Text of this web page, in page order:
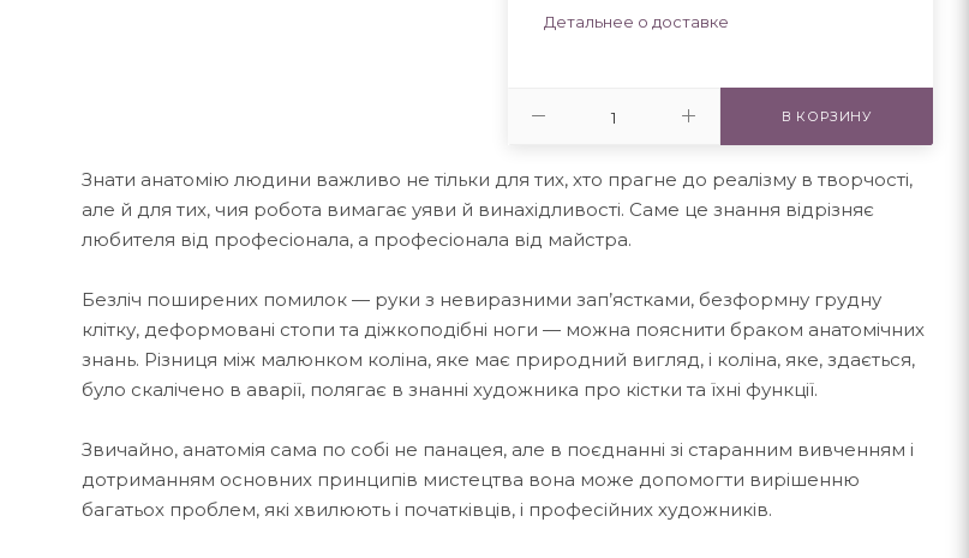
Детальнее о доставке
В КОРЗИНУ
Знати анатомію людини важливо не тільки для тих, хто прагне до реалізму в творчості,
але й для тих, чия робота вимагає уяви й винахідливості. Саме це знання відрізняє
любителя від професіонала, а професіонала від майстра.
Безліч поширених помилок — руки з невиразними зап’ястками, безформну грудну
клітку, деформовані стопи та діжкоподібні ноги — можна пояснити браком анатомічних
знань. Різниця між малюнком коліна, яке має природний вигляд, і коліна, яке, здається,
було скалічено в аварії, полягає в знанні художника про кістки та їхні функції.
Звичайно, анатомія сама по собі не панацея, але в поєднанні зі старанним вивченням і
дотриманням основних принципів мистецтва вона може допомогти вирішенню
багатьох проблем, які хвилюють і початківців, і професійних художників.